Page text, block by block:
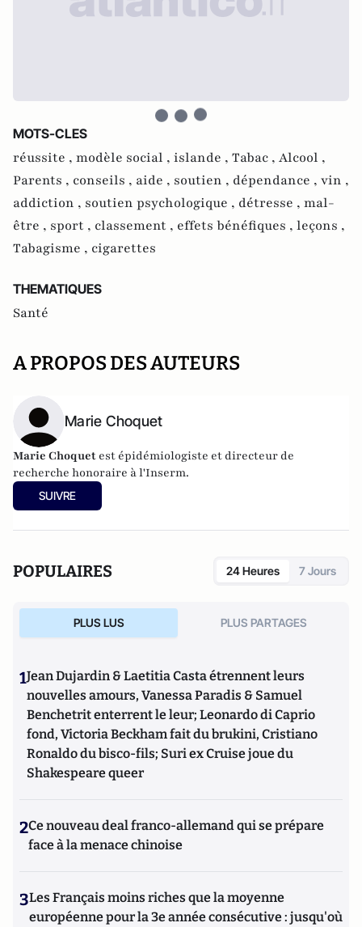
MOTS-CLES
réussite , modèle social , islande , Tabac , Alcool ,
Parents , conseils , aide , soutien , dépendance , vin ,
addiction , soutien psychologique , détresse , mal-
être , sport , classement , effets bénéfiques , leçons ,
Tabagisme , cigarettes
THEMATIQUES
Santé
A PROPOS DES AUTEURS
Marie Choquet
Marie Choquet est épidémiologiste et directeur de
recherche honoraire à l'Inserm.
SUIVRE
POPULAIRES 24 Heures 7 Jours
PLUS LUS PLUS PARTAGES
1Jean Dujardin & Laetitia Casta étrennent leurs
nouvelles amours, Vanessa Paradis & Samuel
Benchetrit enterrent le leur; Leonardo di Caprio
fond, Victoria Beckham fait du brukini, Cristiano
Ronaldo du bisco-fils; Suri ex Cruise joue du
Shakespeare queer
2Ce nouveau deal franco-allemand qui se prépare
face à la menace chinoise
3Les Français moins riches que la moyenne
européenne pour la 3e année consécutive : jusqu'où